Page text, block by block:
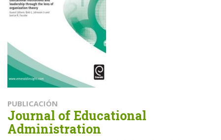
PUBLICACIÓN
Journal of Educational
Administration